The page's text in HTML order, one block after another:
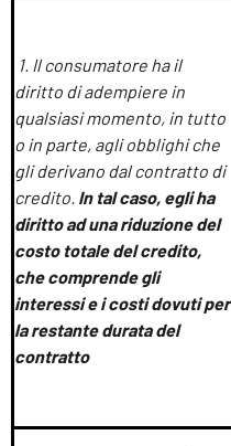
1. Il consumatore ha il
diritto di adempiere in
qualsiasi momento, in tutto
o in parte, agli obblighi che
gli derivano dal contratto di
credito. In tal caso, egli ha
diritto ad una riduzione del
costo totale del credito,
che comprende gli
interessi e i costi dovuti per
la restante durata del
contratto